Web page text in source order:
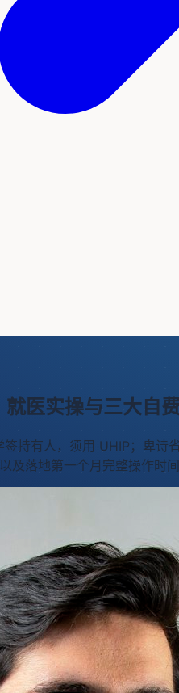
医实操与三大自
持有人，须用 UHIP；卑
落地第一个月完整操作时